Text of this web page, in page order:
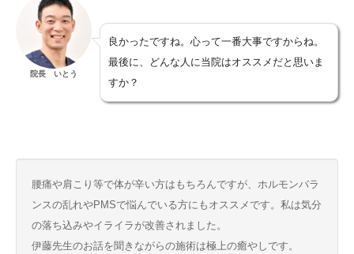
院長 いとう
良かったですね。心って一番大事ですからね。
最後に、どんな人に当院はオススメだと思いま
すか？
腰痛や肩こり等で体が辛い方はもちろんですが、ホルモンバラ
ンスの乱れやPMSで悩んでいる方にもオススメです。私は気分
の落ち込みやイライラが改善されました。
伊藤先生のお話を聞きながらの施術は極上の癒やしです。